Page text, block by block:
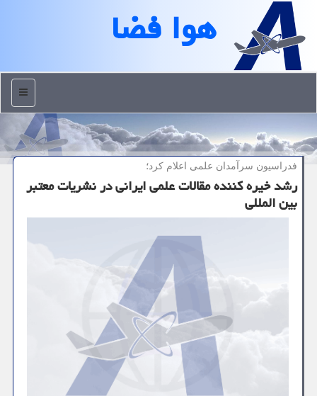
هوا فضا
منو
فدراسیون سرآمدان علمی اعلام كرد؛
رشد خیره كننده مقالات علمی ایرانی در نشریات معتبر
بین المللی